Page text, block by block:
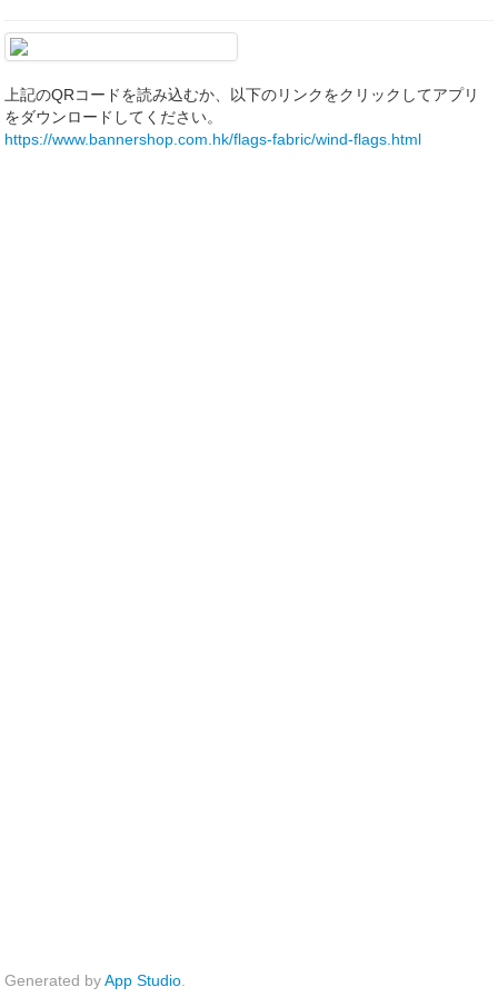
上記のQRコードを読み込むか、以下のリンクをクリックしてアプリ
をダウンロードしてください。
https://www.bannershop.com.hk/flags-fabric/wind-flags.html
Generated byApp Studio